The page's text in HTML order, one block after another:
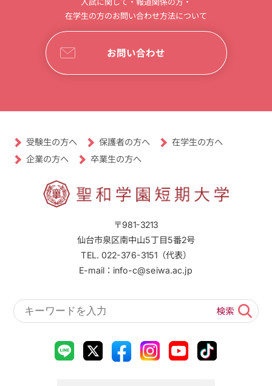
在学生の方のお問い合わせ方法について
お問い合わせ
〒981-3213
仙台市泉区南中山5丁目5番2号
TEL. 022-376-3151（代表）
E-mail：info-c@seiwa.ac.jp
受験生の方へ 保護者の方へ 在学生の方へ
企業の方へ 卒業生の方へ